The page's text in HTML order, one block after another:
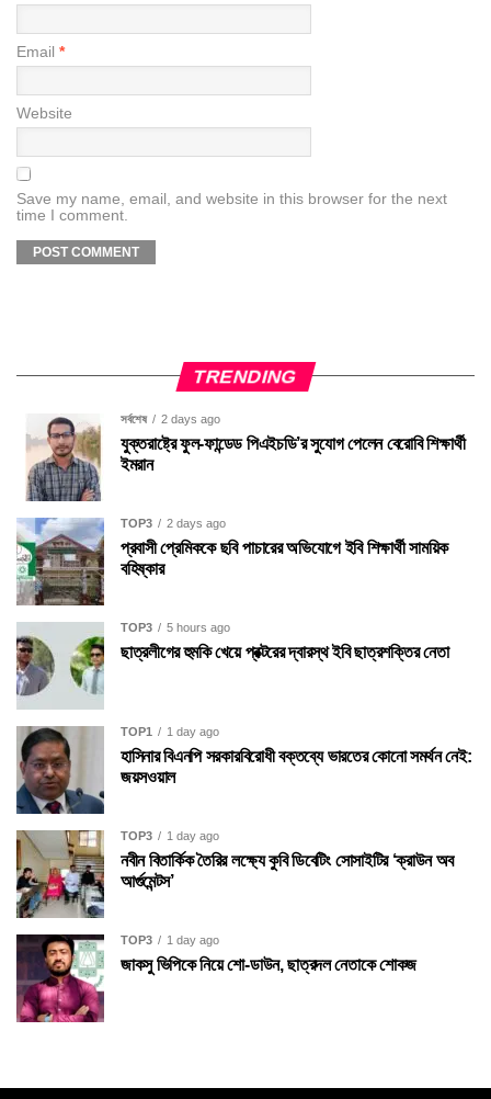
Email *
Website
Save my name, email, and website in this browser for the next
time I comment.
TRENDING
সর্বশেষ 2 days ago
যুক্তরাষ্ট্রে ফুল-ফান্ডেড পিএইচডি’র সুযোগ পেলেন বেরোবি শিক্ষার্থী
ইমরান
TOP3 2 days ago
প্রবাসী প্রেমিককে ছবি পাচারের অভিযোগে ইবি শিক্ষার্থী সাময়িক
বহিষ্কার
TOP3 5 hours ago
ছাত্রলীগের হুমকি খেয়ে প্রক্টরের দ্বারস্থ ইবি ছাত্রশক্তির নেতা
TOP1 1 day ago
হাসিনার বিএনপি সরকারবিরোধী বক্তব্যে ভারতের কোনো সমর্থন নেই:
জয়সওয়াল
TOP3 1 day ago
নবীন বিতার্কিক তৈরির লক্ষ্যে কুবি ডিবেটিং সোসাইটির ‘ক্রাউন অব
আর্গুমেন্টস’
TOP3 1 day ago
জাকসু ভিপিকে নিয়ে শো-ডাউন, ছাত্রদল নেতাকে শোকজ